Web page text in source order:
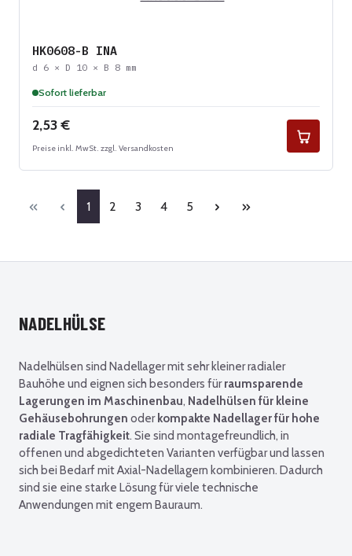
HK0608-B INA
d 6 × D 10 × B 8 mm
Sofort lieferbar
Regulärer Preis:
2,53 €
Preise inkl. MwSt. zzgl. Versandkosten
Seite
1 Seite
2 Seite
3 Seite
4 Seite
5
NADELHÜLSE
Nadelhülsen sind Nadellager mit sehr kleiner radialer
Bauhöhe und eignen sich besonders fürraumsparende
Lagerungen im Maschinenbau, Nadelhülsen für kleine
Gehäusebohrungen oder kompakte Nadellager für hohe
radiale Tragfähigkeit. Sie sind montagefreundlich, in
offenen und abgedichteten Varianten verfügbar und lassen
sich bei Bedarf mit Axial-Nadellagern kombinieren. Dadurch
sind sie eine starke Lösung für viele technische
Anwendungen mit engem Bauraum.